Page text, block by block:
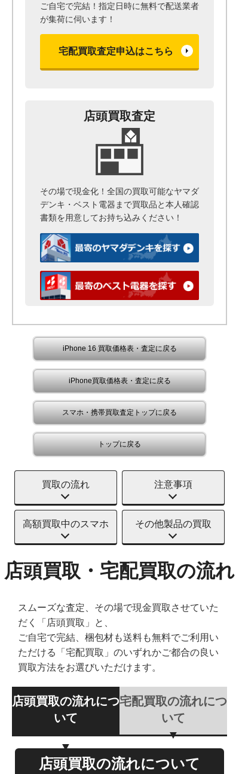
ご自宅で完結！指定日時に無料で配送業者
が集荷に伺います！
宅配買取査定申込はこちら
店頭買取査定
その場で現金化！全国の買取可能なヤマダ
デンキ・ベスト電器まで買取品と本人確認
書類を用意してお持ち込みください！
iPhone 16 買取価格表・査定に戻る
iPhone買取価格表・査定に戻る
スマホ・携帯買取査定トップに戻る
トップに戻る
買取の流れ 注意事項
高額買取中のスマホ その他製品の買取
店頭買取・宅配買取の流れ
スムーズな査定、その場で現金買取させていた
だく「店頭買取」と、
ご自宅で完結、梱包材も送料も無料でご利用い
ただける「宅配買取」のいずれかご都合の良い
買取方法をお選びいただけます。
店頭買取の流れにつ
いて
宅配買取の流れにつ
いて
店頭買取の流れについて